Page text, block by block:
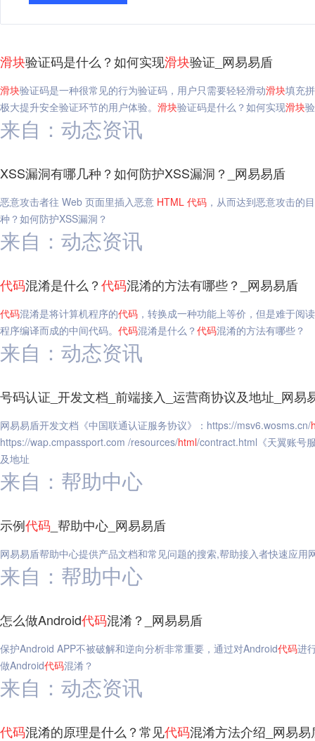
滑块验证码是什么？如何实现滑块验证_网易易盾
滑块验证码是一种很常见的行为验证码，用户只需要轻轻滑动滑块填充
极大提升安全验证环节的用户体验。 滑块验证码是什么？如何实现滑块
来自：动态资讯
XSS漏洞有哪几种？如何防护XSS漏洞？_网易易盾
恶意攻击者往 Web 页面里插入恶意 HTML 代码 ，从而达到恶意攻击的
种？如何防护XSS漏洞？
来自：动态资讯
代码混淆是什么？代码混淆的方法有哪些？_网易易盾
代码混淆是将计算机程序的代码 ，转换成一种功能上等价，但是难于阅
程序编译而成的中间代码。 代码混淆是什么？ 代码混淆的方法有哪些？
来自：动态资讯
号码认证_开发文档_前端接入_运营商协议及地址_网易
网易易盾开发文档《中国联通认证服务协议》：https://msv6.wosms.cn/
https://wap.cmpassport.com /resources/html/contract.html《天翼账号
及地址
来自：帮助中心
示例代码 _帮助中心_网易易盾
网易易盾帮助中心提供产品文档和常见问题的搜索,帮助接入者快速应用
来自：帮助中心
怎么做Android代码混淆？_网易易盾
保护Android APP不被破解和逆向分析非常重要，通过对Android代码进
做Android代码混淆？
来自：动态资讯
代码混淆的原理是什么？常见代码混淆方法介绍_网易易